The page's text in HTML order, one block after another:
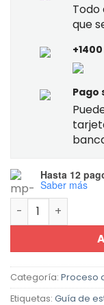
Todo
que
Pago
Hasta 12
Saber más
Guía de Estudio
Categoría: Proceso
Etiquetas: Guía de